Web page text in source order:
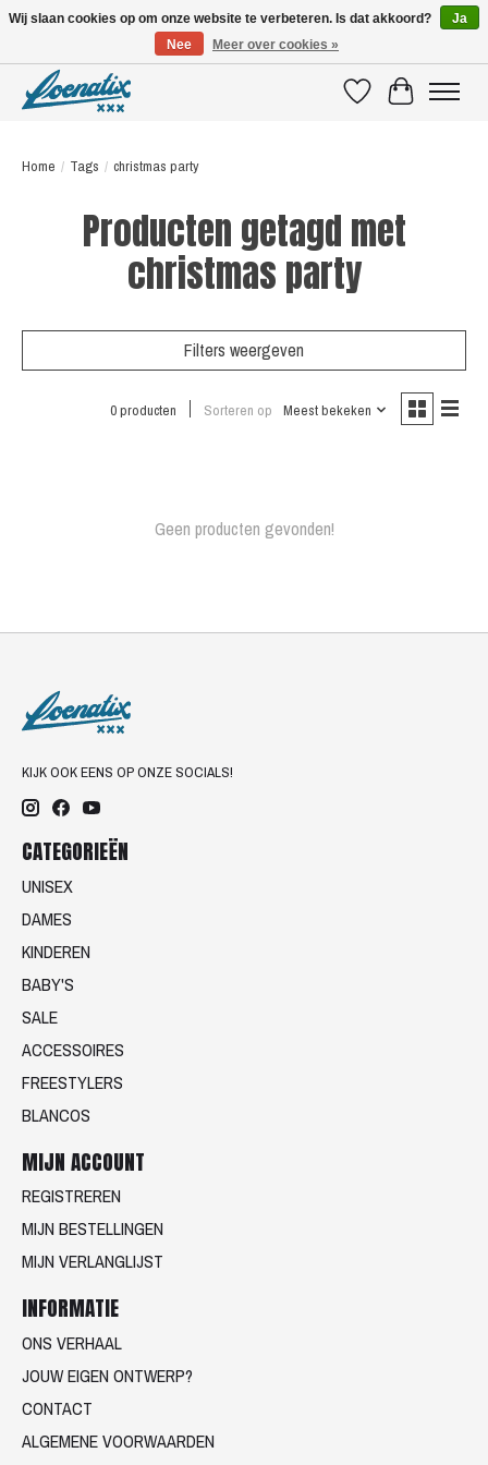
VerlanglijstWinkelwagen
Home / Tags / christmas party
Producten getagd met
christmas party
Filters weergeven
0 producten Sorteren op Meest bekeken
Geen producten gevonden!
KIJK OOK EENS OP ONZE SOCIALS!
CATEGORIEËN
UNISEX
DAMES
KINDEREN
BABY'S
SALE
ACCESSOIRES
FREESTYLERS
BLANCOS
MIJN ACCOUNT
REGISTREREN
MIJN BESTELLINGEN
MIJN VERLANGLIJST
INFORMATIE
ONS VERHAAL
JOUW EIGEN ONTWERP?
CONTACT
ALGEMENE VOORWAARDEN
Wij slaan cookies op om onze website te verbeteren. Is dat akkoord?
Ja
Nee
Meer over cookies »